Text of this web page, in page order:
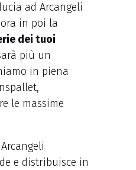
ad Arcangeli
in poi la
dei tuoi
più un
in piena
le massime
e distribuisce in